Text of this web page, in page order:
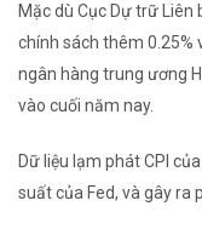
Mặc dù Cục Dự trữ
chính sách thêm 0.25%
ngân hàng trung ương
vào cuối năm nay.
Dữ liệu lạm phát CPI
suất của Fed, và gây ra